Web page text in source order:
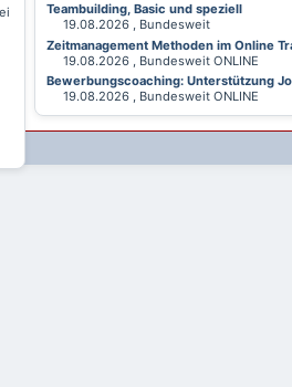
Teambuilding, Basic und speziell
19.08.2026 , Bundesweit
Zeitmanagement Methoden im Online
19.08.2026 , Bundesweit ONLINE
Bewerbungscoaching: Unterstützung
19.08.2026 , Bundesweit ONLINE